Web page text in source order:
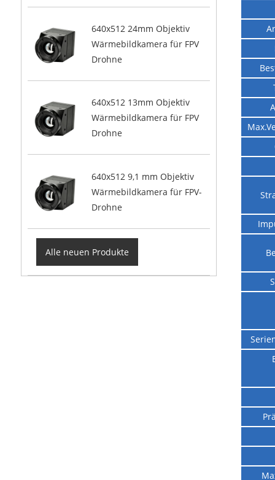
640x512 24mm Objektiv
Wärmebildkamera für FPV
Drohne
640x512 13mm Objektiv
Wärmebildkamera für FPV
Drohne
640x512 9,1 mm Objektiv
Wärmebildkamera für FPV-
Drohne
Alle neuen Produkte